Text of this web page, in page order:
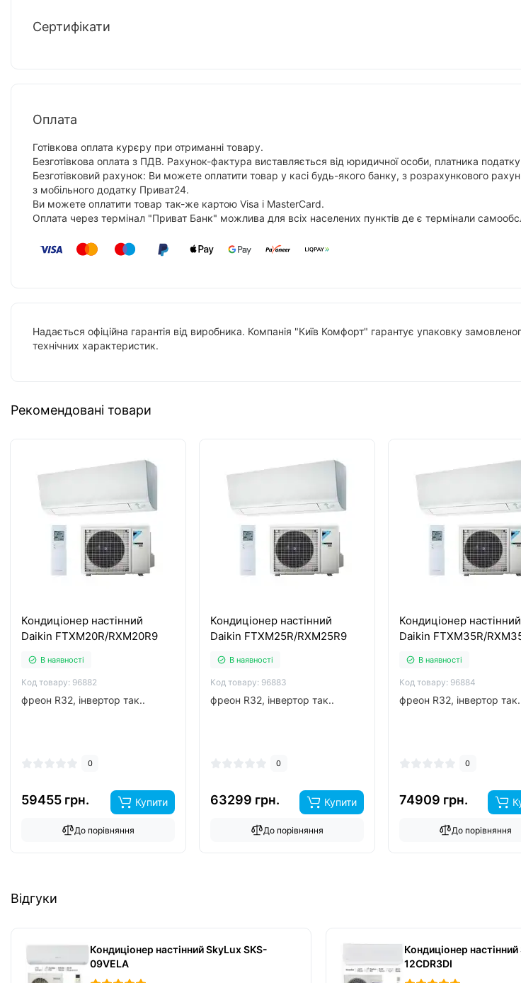
Сертифікати
Оплата
Готівкова оплата курєру при отриманні товару.
Безготівкова оплата з ПДВ. Рахунок-фактура виставляється від юридичної особи, платника
Безготівковий рахунок: Ви можете оплатити товар у касі будь-якого банку, з розрахункового
з мобільного додатку Приват24.
Ви можете оплатити товар так-же картою Visa і MasterCard.
Оплата через термінал "Приват Банк" можлива для всіх населених пунктів де є термінали
Надається офіційна гарантія від виробника. Компанія "Київ Комфорт" гарантує упаковку
технічних характеристик.
Рекомендовані товари
Кондиціонер настінний
Daikin FTXM20R/RXM20R9
В наявності
Код товару: 96882
фреон R32, інвертор так..
0
59455 грн. Купити
До порівняння
Кондиціонер настінний
Daikin FTXM25R/RXM25R9
В наявності
Код товару: 96883
фреон R32, інвертор так..
0
63299 грн. Купити
До порівняння
Кондиціонер настінний
Daikin FTXM35R/
В наявності
Код товару: 96884
фреон R32, інвертор
0
74909 грн.
До порівняння
Відгуки
Кондиціонер настінний SkyLux SKS-
09VELA
Кондиціонер
12CDR3DI